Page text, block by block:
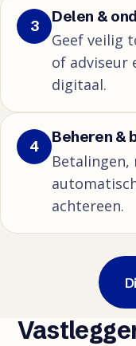
3
Delen &
Geef veilig
of adviseur
digitaal.
4
Beheren &
Betalingen,
achtereen.